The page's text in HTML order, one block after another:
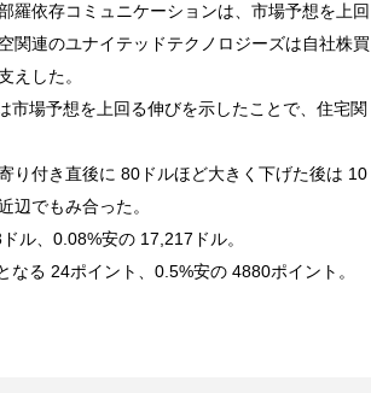
羅依存コミュニケーションは、市場予想を上回
関連のユナイテッドテクノロジーズは自社株買
えした。
市場予想を上回る伸びを示したことで、住宅関
り付き直後に 80ドルほど大きく下げた後は 10
辺でもみ合った。
ル、0.08%安の 17,217ドル。
る 24ポイント、0.5%安の 4880ポイント。